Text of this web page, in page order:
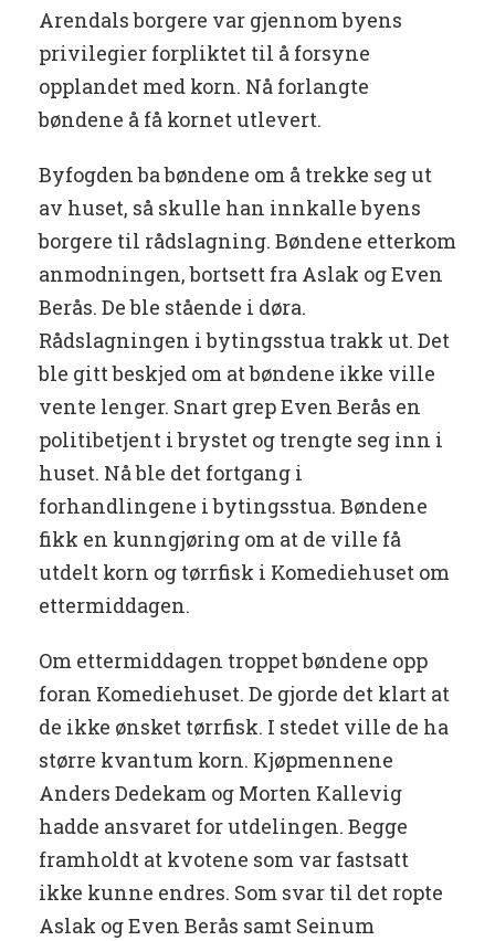
Arendals borgere var gjennom byens
privilegier forpliktet til å forsyne
opplandet med korn. Nå forlangte
bøndene å få kornet utlevert.
Byfogden ba bøndene om å trekke seg ut
av huset, så skulle han innkalle byens
borgere til rådslagning. Bøndene etterkom
anmodningen, bortsett fra Aslak og Even
Berås. De ble stående i døra.
Rådslagningen i bytingsstua trakk ut. Det
ble gitt beskjed om at bøndene ikke ville
vente lenger. Snart grep Even Berås en
politibetjent i brystet og trengte seg inn i
huset. Nå ble det fortgang i
forhandlingene i bytingsstua. Bøndene
fikk en kunngjøring om at de ville få
utdelt korn og tørrfisk i Komediehuset om
ettermiddagen.
Om ettermiddagen troppet bøndene opp
foran Komediehuset. De gjorde det klart at
de ikke ønsket tørrfisk. I stedet ville de ha
større kvantum korn. Kjøpmennene
Anders Dedekam og Morten Kallevig
hadde ansvaret for utdelingen. Begge
framholdt at kvotene som var fastsatt
ikke kunne endres. Som svar til det ropte
Aslak og Even Berås samt Seinum